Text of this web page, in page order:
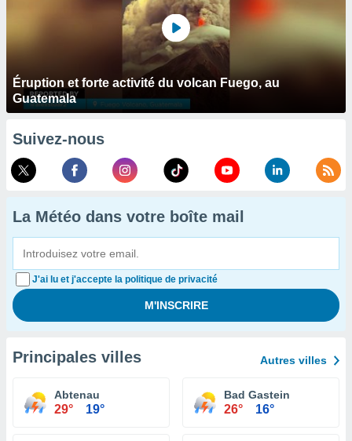
Éruption et forte activité du volcan Fuego, au
Guatemala
Suivez-nous
La Météo dans votre boîte mail
J'ai lu et j'accepte la politique de privacité
Principales villes Autres villes
Abtenau
29° 19°
Bad Gastein
26° 16°